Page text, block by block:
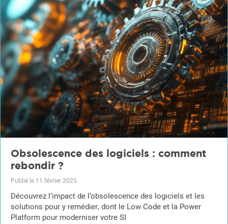
Obsolescence des logiciels : comment
rebondir ?
Publié le 11 février 2025
Découvrez l’impact de l’obsolescence des logiciels et les
solutions pour y remédier, dont le Low Code et la Power
Platform pour moderniser votre SI